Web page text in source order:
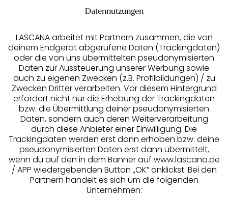
Services
Beratung
Über uns
Rechtliches
Datennutzungen
LASCANA arbeitet mit Partnern zusammen, die von
deinem Endgerät abgerufene Daten (Trackingdaten)
oder die von uns übermittelten pseudonymisierten
Daten zur Aussteuerung unserer Werbung sowie
auch zu eigenen Zwecken (z.B. Profilbildungen) / zu
Zwecken Dritter verarbeiten. Vor diesem Hintergrund
erfordert nicht nur die Erhebung der Trackingdaten
bzw. die Übermittlung deiner pseudonymisierten
Daten, sondern auch deren Weiterverarbeitung
durch diese Anbieter einer Einwilligung. Die
Trackingdaten werden erst dann erhoben bzw. deine
pseudonymisierten Daten erst dann übermittelt,
wenn du auf den in dem Banner auf www.lascana.de
/ APP wiedergebenden Button „OK” anklickst. Bei den
Partnern handelt es sich um die folgenden
Unternehmen: